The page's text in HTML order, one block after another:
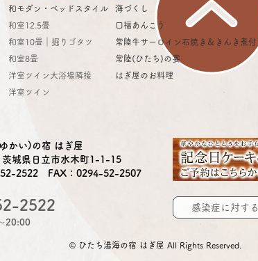
和モダン・ベッドスタイル
和室12.5畳
和室10畳｜掘りゴタツ
和室8畳
洋室ツイン大浴場隣接
洋室ツイン
海づくし
口福あんこう​
常陸牛サーロイン石焼き＆きんき煮付
常陸(ひたち)の宴
​はぎ屋のお料理
かい)の宿 はぎ屋
城県日立市水木町1-1-15
52-2522 FAX：0294-52-2507
2522
20:00
感染症に対す
© ひたち湯海の宿 はぎ屋 All Rights Reserved.